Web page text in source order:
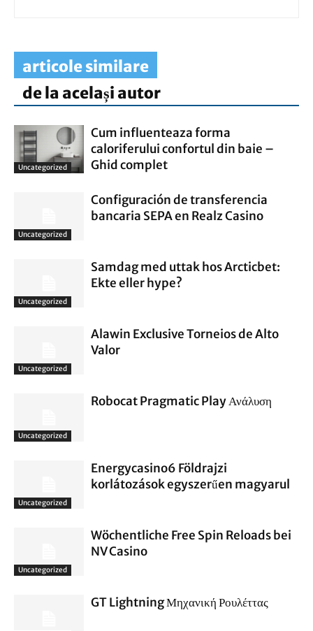
articole similare
de la același autor
Uncategorized
Cum influenteaza forma
caloriferului confortul din baie –
Ghid complet
Uncategorized
Configuración de transferencia
bancaria SEPA en Realz Casino
Uncategorized
Samdag med uttak hos Arcticbet:
Ekte eller hype?
Uncategorized
Alawin Exclusive Torneios de Alto
Valor
Uncategorized
Robocat Pragmatic Play Ανάλυση
Uncategorized
Energycasino6 Földrajzi
korlátozások egyszerűen magyarul
Uncategorized
Wöchentliche Free Spin Reloads bei
NV Casino
GT Lightning Μηχανική Ρουλέττας